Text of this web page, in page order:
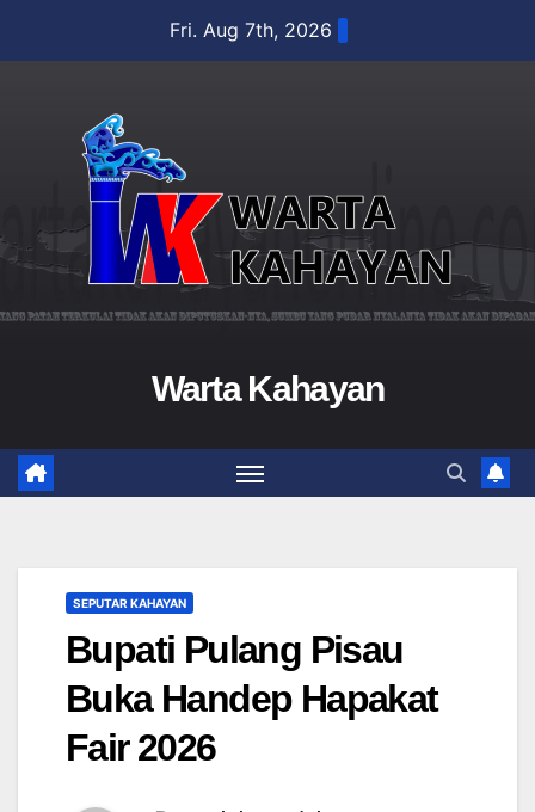
Fri. Aug 7th, 2026
Warta Kahayan
SEPUTAR KAHAYAN
Bupati Pulang Pisau
Buka Handep Hapakat
Fair 2026